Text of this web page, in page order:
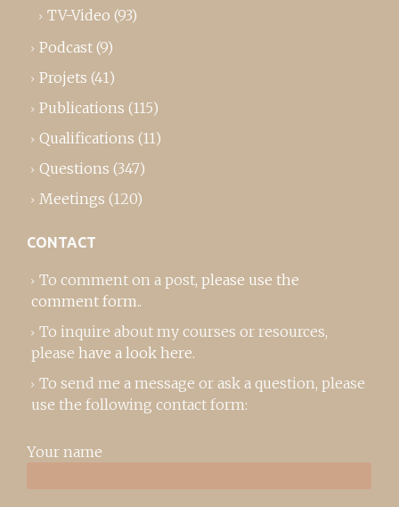
TV-Video (93)
Podcast (9)
Projets (41)
Publications (115)
Qualifications (11)
Questions (347)
Meetings (120)
CONTACT
To comment on a post, please use the
comment form..
To inquire about my courses or resources,
please have a look here.
To send me a message or ask a question, please
use the following contact form:
Your name